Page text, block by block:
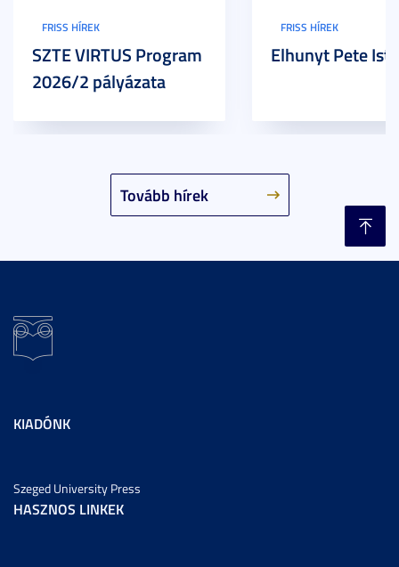
Tovább hírek
FRISS HÍREK
SZTE VIRTUS Program
2026/2 pályázata
FRISS HÍREK
Elhunyt Pete
KIADÓNK
Szeged University Press
HASZNOS LINKEK